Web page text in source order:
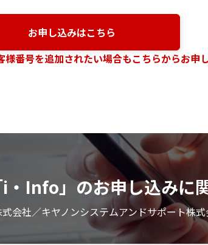
お申し込みはこちら
番号を追加されたい場合もこちらからお申
Info」のお申し込みに
会社／キヤノンシステムアンドサポート株